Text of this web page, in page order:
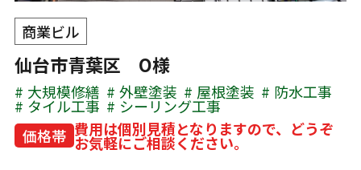
商業ビル
仙台市青葉区 O様
大規模修繕 外壁塗装 屋根塗装 防水工事
タイル工事
シーリング工事
価格帯 費用は個別見積となりますので、どうぞ
お気軽にご相談ください。